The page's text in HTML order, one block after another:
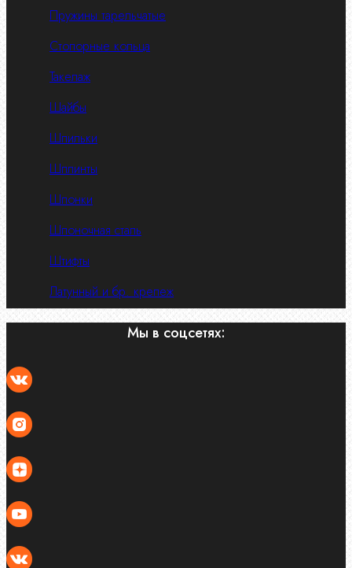
Пружины тарельчатые
Стопорные кольца
Такелаж
Шайбы
Шпильки
Шплинты
Шпонки
Шпоночная сталь
Штифты
Латунный и бр. крепеж
Мы в соцсетях: